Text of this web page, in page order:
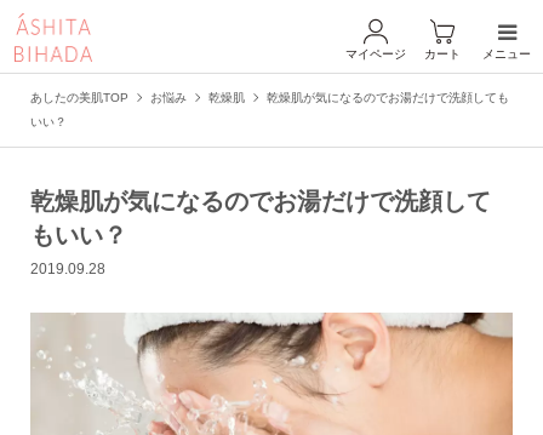
マイページ カート メニュー
あしたの美肌TOP お悩み 乾燥肌
乾燥肌が気になるのでお湯だけで洗顔しても
いい？
乾燥肌が気になるのでお湯だけで洗顔して
もいい？
2019.09.28